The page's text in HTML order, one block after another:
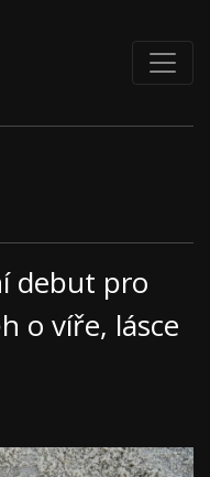
debut pro
o víře, lásce